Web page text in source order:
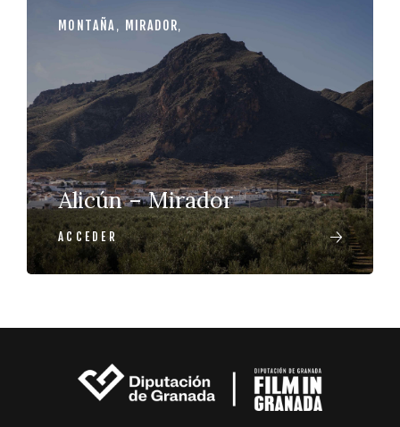
MONTAÑA, MIRADOR,
Alicún – Mirador
ACCEDER